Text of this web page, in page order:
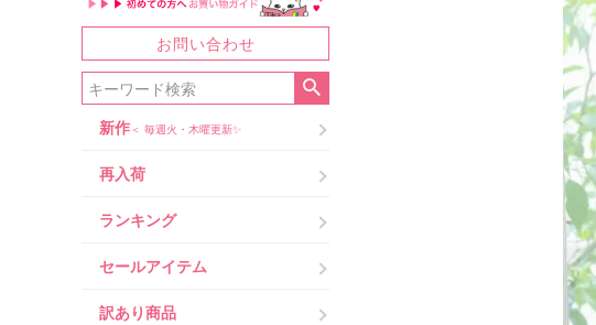
お問い合わせ
新作＜ 毎週火・木曜更新✨
再入荷
ランキング
セールアイテム
訳あり商品